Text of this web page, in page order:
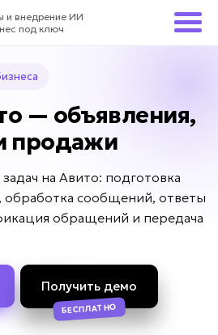
и внедрение ИИ
под ключ
— объявления,
продажи
на Авито: подготовка
обработка сообщений, ответы
обращений и передача
Получить демо
БЕСПЛАТНО